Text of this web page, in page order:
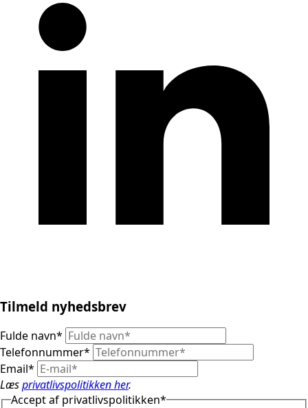
Tilmeld nyhedsbrev
Fulde navn*
Telefonnummer*
Email*
Læsprivatlivspolitikken her.
Accept af privatlivspolitikken*